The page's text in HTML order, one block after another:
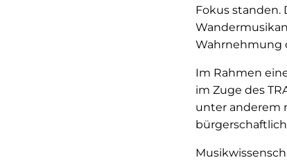
Fokus standen.
Wahrnehmung
Im Rahmen
im Zuge des
unter anderem